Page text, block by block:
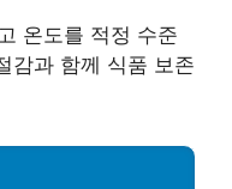
온도를 적정 수준
감과 함께 식품 보존